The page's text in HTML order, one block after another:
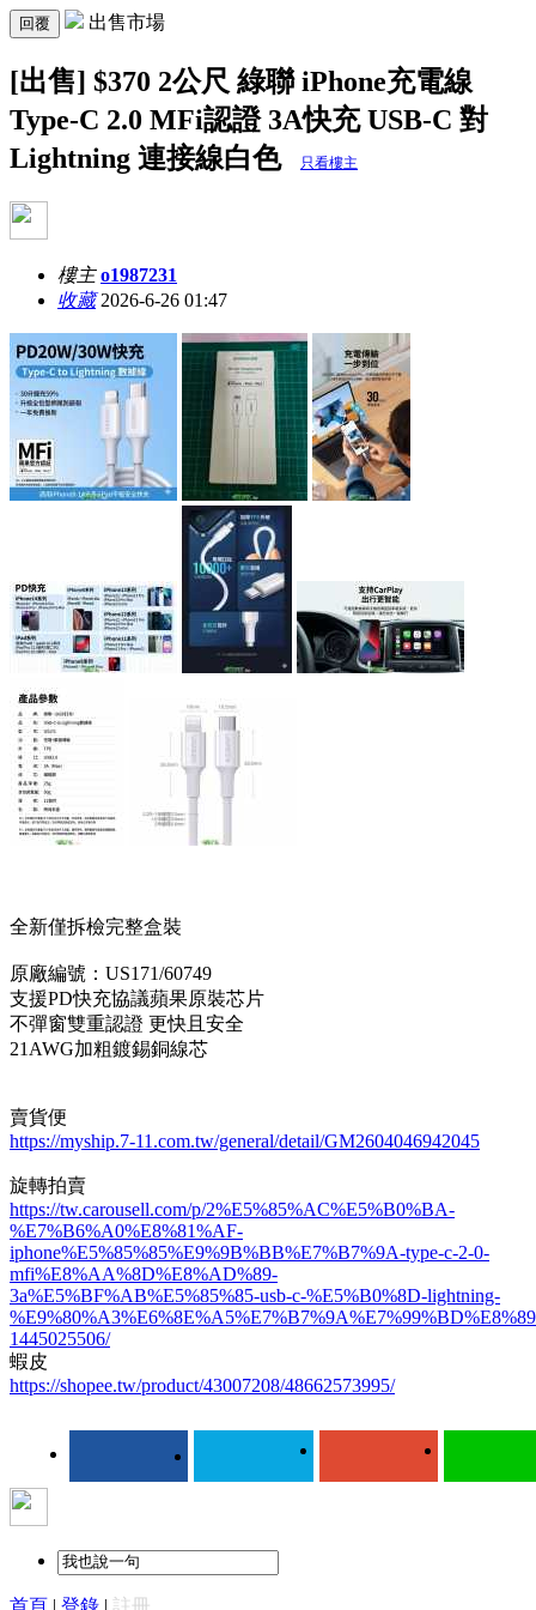
回覆 出售市場
[出售] $370 2公尺 綠聯 iPhone充電線
Type-C 2.0 MFi認證 3A快充 USB-C 對
Lightning 連接線白色
只看樓主
樓主 o1987231
收藏2026-6-26 01:47
全新僅拆檢完整盒裝
原廠編號：US171/60749
支援PD快充協議蘋果原裝芯片
不彈窗雙重認證 更快且安全
21AWG加粗鍍錫銅線芯
賣貨便
https://myship.7-11.com.tw/general/detail/GM2604046942045
旋轉拍賣
https://tw.carousell.com/p/2%E5%85%AC%E5%B0%BA-
%E7%B6%A0%E8%81%AF-
iphone%E5%85%85%E9%9B%BB%E7%B7%9A-type-c-2-0-
mfi%E8%AA%8D%E8%AD%89-
3a%E5%BF%AB%E5%85%85-usb-c-%E5%B0%8D-lightning-
1445025506/
蝦皮
https://shopee.tw/product/43007208/48662573995/
首頁 | 登錄 | 註冊